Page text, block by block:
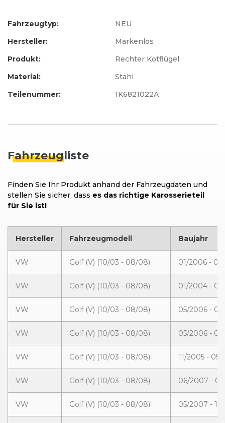
Hersteller:
Markenlos
Produkt:
Rechter Kotflügel
Fahrzeugtyp: NEU
Material:
Stahl
Teilenummer:
1K6821022A
Fahrzeugliste
Finden Sie Ihr Produkt anhand der Fahrzeugdaten und
stellen Sie sicher, dass es das richtige Karosserieteil
für Sie ist!
Hersteller Fahrzeugmodell Baujahr
VW Golf (V) (10/03 - 08/08) 01/2006 -
VW Golf (V) (10/03 - 08/08) 01/2004 -
VW Golf (V) (10/03 - 08/08) 05/2006 -
VW Golf (V) (10/03 - 08/08) 05/2006 -
VW Golf (V) (10/03 - 08/08) 11/2005 -
VW Golf (V) (10/03 - 08/08) 06/2007 -
VW Golf (V) (10/03 - 08/08) 05/2007 -